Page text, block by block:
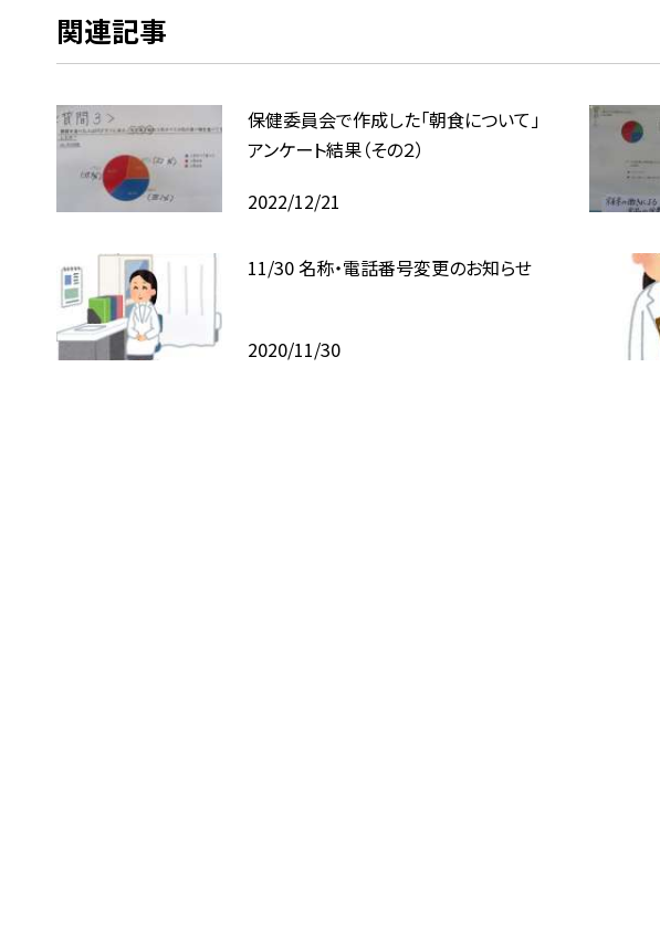
関連記事
保健委員会で作成した「朝食について」
アンケート結果（その２）
2022/12/21
11/30 名称・電話番号変更のお知らせ
2020/11/30